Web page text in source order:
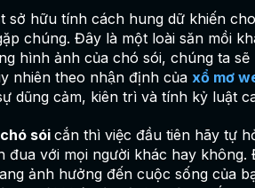
sở hữu tính cách hung dữ khiến
chúng. Đây là một loài săn mồi
hình ảnh của chó sói, chúng ta
nhiên theo nhận định của xổ mơ
dũng cảm, kiên trì và tính kỷ luật
sóicắn thì việc đầu tiên hãy tự
đua với mọi người khác hay không.
ảnh hưởng đến cuộc sống của